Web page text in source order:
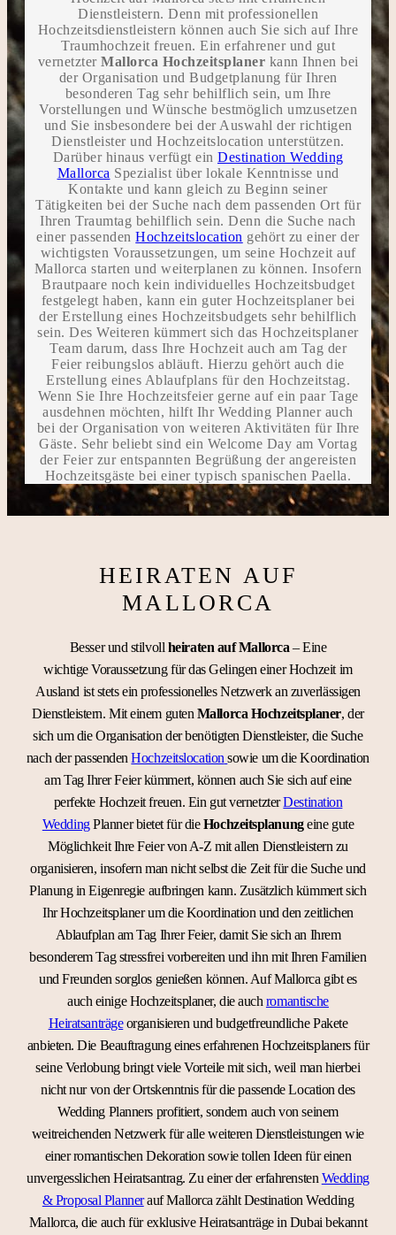
Dienstleistern. Denn mit professionellen
Hochzeitsdienstleistern können auch Sie sich auf Ihre
Traumhochzeit freuen. Ein erfahrener und gut
vernetzterMallorca Hochzeitsplaner kann Ihnen bei
der Organisation und Budgetplanung für Ihren
besonderen Tag sehr behilflich sein, um Ihre
Vorstellungen und Wünsche bestmöglich umzusetzen
und Sie insbesondere bei der Auswahl der richtigen
Dienstleister und Hochzeitslocation unterstützen.
Darüber hinaus verfügt ein Destination Wedding
Mallorca Spezialist über lokale Kenntnisse und
Kontakte und kann gleich zu Beginn seiner
Tätigkeiten bei der Suche nach dem passenden Ort für
Ihren Traumtag behilflich sein. Denn die Suche nach
einer passendenHochzeitslocation gehört zu einer der
wichtigsten Voraussetzungen, um seine Hochzeit auf
Mallorca starten und weiterplanen zu können. Insofern
Brautpaare noch kein individuelles Hochzeitsbudget
festgelegt haben, kann ein guter Hochzeitsplaner bei
der Erstellung eines Hochzeitsbudgets sehr behilflich
sein. Des Weiteren kümmert sich das Hochzeitsplaner
Team darum, dass Ihre Hochzeit auch am Tag der
Feier reibungslos abläuft. Hierzu gehört auch die
Erstellung eines Ablaufplans für den Hochzeitstag.
Wenn Sie Ihre Hochzeitsfeier gerne auf ein paar Tage
ausdehnen möchten, hilft Ihr Wedding Planner auch
bei der Organisation von weiteren Aktivitäten für Ihre
Gäste. Sehr beliebt sind ein Welcome Day am Vortag
der Feier zur entspannten Begrüßung der angereisten
Hochzeitsgäste bei einer typisch spanischen Paella.
HEIRATEN AUF
MALLORCA
Besser und stilvoll heiraten auf Mallorca – Eine
wichtige Voraussetzung für das Gelingen einer Hochzeit im
Ausland ist stets ein professionelles Netzwerk an zuverlässigen
Dienstleistern. Mit einem guten Mallorca Hochzeitsplaner, der
sich um die Organisation der benötigten Dienstleister, die Suche
nach der passendenHochzeitslocation sowie um die Koordination
am Tag Ihrer Feier kümmert, können auch Sie sich auf eine
perfekte Hochzeit freuen. Ein gut vernetzterDestination
WeddingPlanner bietet für dieHochzeitsplanungeine gute
Möglichkeit Ihre Feier von A-Z mit allen Dienstleistern zu
organisieren, insofern man nicht selbst die Zeit für die Suche und
Planung in Eigenregie aufbringen kann. Zusätzlich kümmert sich
Ihr Hochzeitsplaner um die Koordination und den zeitlichen
Ablaufplan am Tag Ihrer Feier, damit Sie sich an Ihrem
besonderem Tag stressfrei vorbereiten und ihn mit Ihren Familien
und Freunden sorglos genießen können. Auf Mallorca gibt es
auch einige Hochzeitsplaner, die auch romantische
Heiratsanträgeorganisieren und budgetfreundliche Pakete
anbieten. Die Beauftragung eines erfahrenen Hochzeitsplaners für
seine Verlobung bringt viele Vorteile mit sich, weil man hierbei
nicht nur von der Ortskenntnis für die passende Location des
Wedding Planners profitiert, sondern auch von seinem
weitreichenden Netzwerk für alle weiteren Dienstleistungen wie
einer romantischen Dekoration sowie tollen Ideen für einen
unvergesslichen Heiratsantrag. Zu einer der erfahrensten Wedding
& Proposal Plannerauf Mallorca zählt Destination Wedding
Mallorca, die auch für exklusive Heiratsanträge in Dubai bekannt